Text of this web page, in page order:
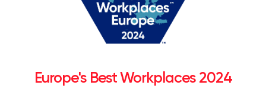
Europe's Best Workplaces 2024